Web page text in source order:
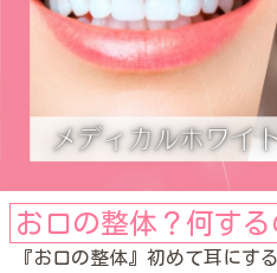
お口の整体？何する
『お口の整体』初めて耳にす